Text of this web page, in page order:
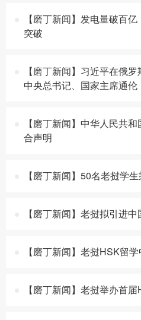
【磨丁新闻】发电量破百
突破
【磨丁新闻】习近平在俄
中央总书记、国家主席通伦
【磨丁新闻】中华人民共
合声明
【磨丁新闻】50名老挝学
【磨丁新闻】老挝拟引进中
【磨丁新闻】老挝HSK留
【磨丁新闻】老挝举办首